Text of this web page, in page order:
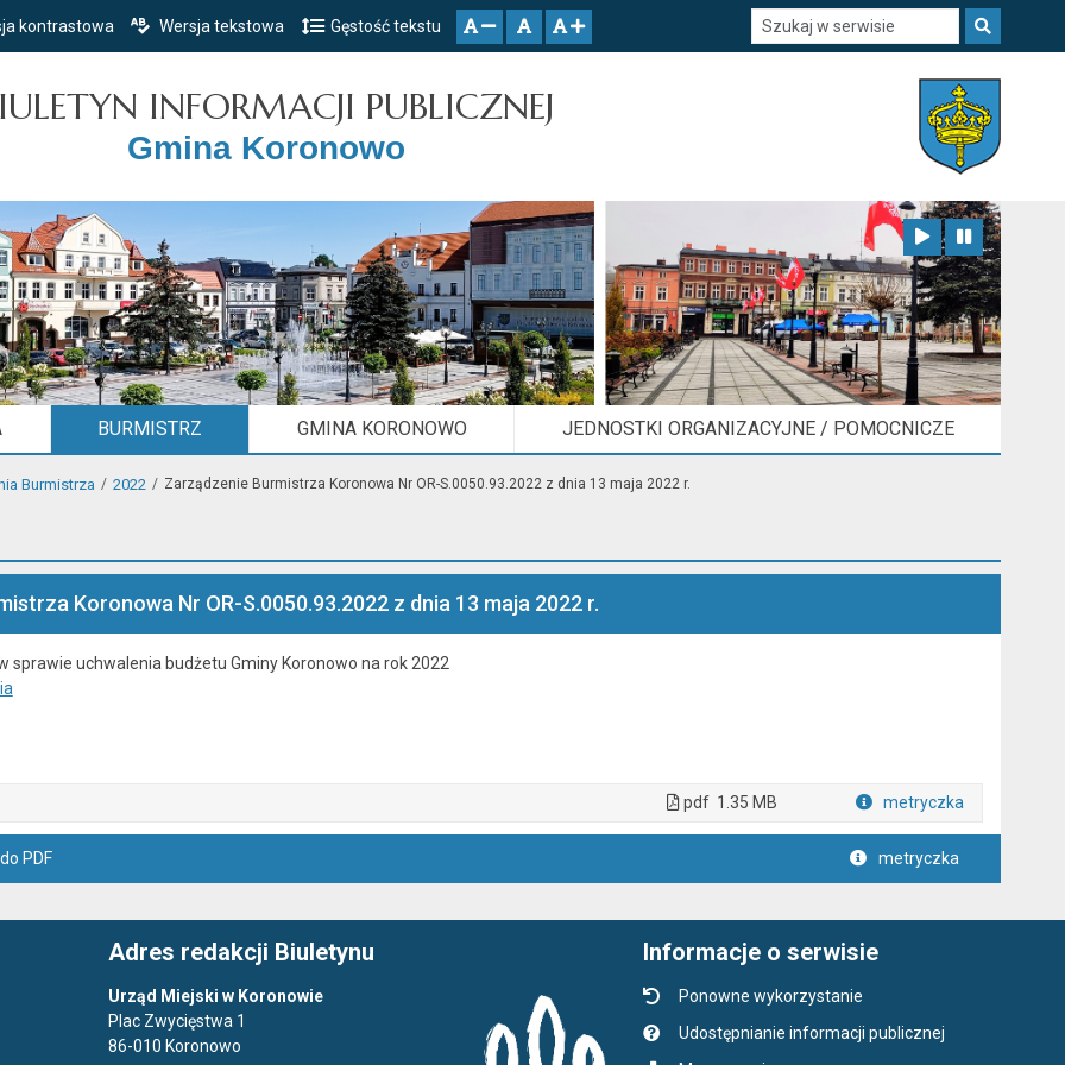
Przejdź do głównego menu
Przejdź do treści
Przejdź do mapy serwisu
kontrastowa Wersja tekstowa Gęstość tekstu
INFORMACJI PUBLICZNEJ
Gmina Koronowo
BURMISTRZ GMINA KORONOWO JEDNOSTKI ORGANIZACYJNE / POMOCNICZE
Burmistrza 2022 Zarządzenie Burmistrza Koronowa Nr OR-S.0050.93.2022 z dnia 13 maja 2022 r.
Koronowa Nr OR-S.0050.93.2022 z dnia 13 maja 2022 r.
sprawie uchwalenia budżetu Gminy Koronowo na rok 2022
pdf 1.35 MB metryczka
PDF metryczka
Adres redakcji Biuletynu
Urząd Miejski w Koronowie
Plac Zwycięstwa 1
86-010 Koronowo
Informacje o serwisie
Ponowne wykorzystanie
Udostępnianie informacji publicznej